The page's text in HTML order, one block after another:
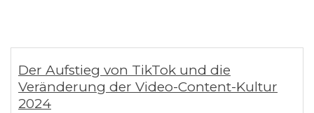
Der Aufstieg von TikTok und die
Veränderung der Video-Content-Kultur
2024